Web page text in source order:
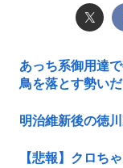
あっち系御用達
鳥を落とす勢い
明治維新後の徳
【悲報】クロち